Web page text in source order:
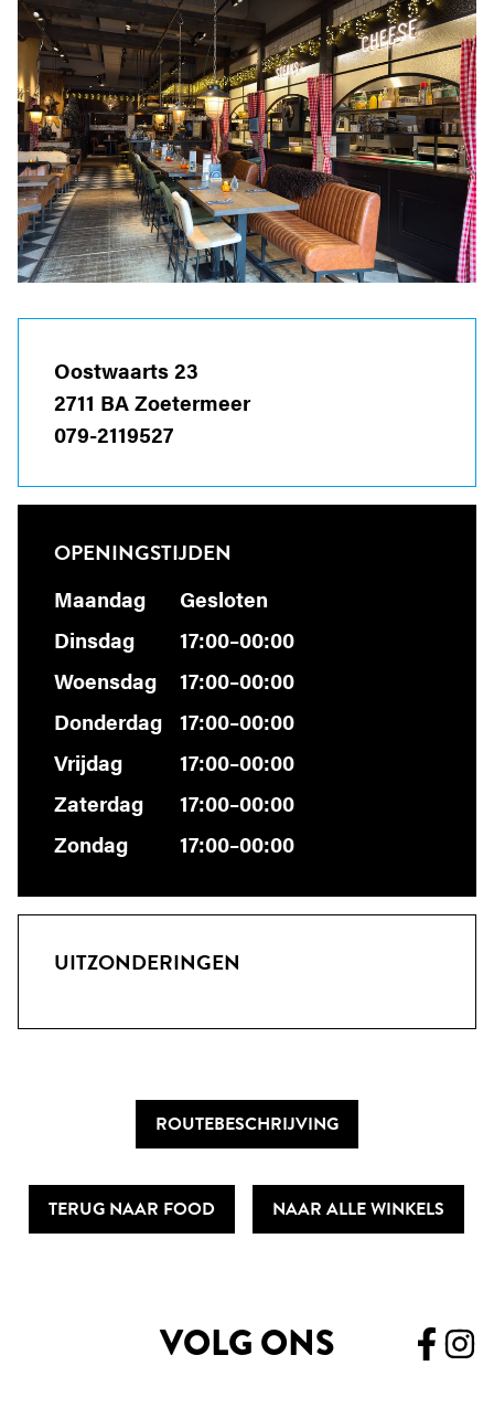
Oostwaarts 23
2711 BA Zoetermeer
079-2119527
OPENINGSTIJDEN
Maandag
Gesloten
Dinsdag
17:00–00:00
Woensdag
17:00–00:00
Donderdag 17:00–00:00
Vrijdag
17:00–00:00
Zaterdag
17:00–00:00
Zondag
17:00–00:00
UITZONDERINGEN
ROUTEBESCHRIJVING
TERUG NAAR FOOD NAAR ALLE WINKELS
VOLG ONS